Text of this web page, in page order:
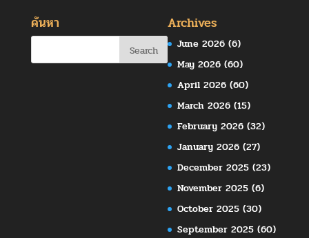
ค้นหา Archives
June 2026 (6)
May 2026 (60)
April 2026 (60)
March 2026 (15)
February 2026 (32)
January 2026 (27)
December 2025 (23)
November 2025 (6)
October 2025 (30)
September 2025 (60)